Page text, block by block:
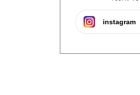
instagram